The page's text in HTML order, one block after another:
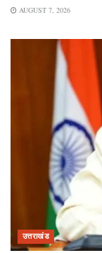
AUGUST 7, 2026
उत्तराखंड